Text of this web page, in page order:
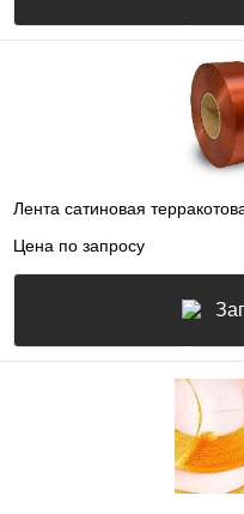
Лента сатиновая
Цена по запросу